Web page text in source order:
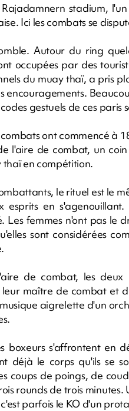
stadium,
Ici les combats se
Autour du ring
occupées par des
du muay thaï, a pris
encouragements.
gestuels de ces
ont commencé à
l'aire de combat, un
thaï en compétition.
le rituel est le
esprits en
Les femmes n'ont pas le
sont considérées
de combat, les
maître de combat et
aigrelette d'un
boxeurs s'affrontent en
déjà le corps qu'ils se
coups de poings, de
rounds de trois
parfois le KO d'un